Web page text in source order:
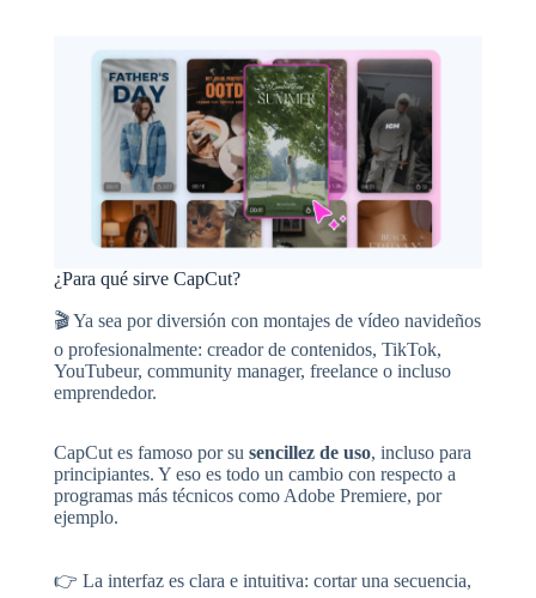
¿Para qué sirve CapCut?
🎬 Ya sea por diversión con montajes de vídeo navideños
o profesionalmente: creador de contenidos, TikTok,
YouTubeur, community manager, freelance o incluso
emprendedor.
CapCut es famoso por su sencillez de uso, incluso para
principiantes. Y eso es todo un cambio con respecto a
programas más técnicos como Adobe Premiere, por
ejemplo.
👉 La interfaz es clara e intuitiva: cortar una secuencia,